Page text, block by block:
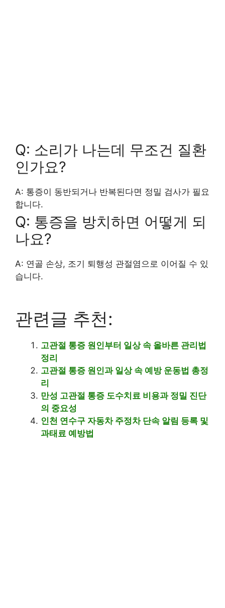
Q: 소리가 나는데 무조건 질환
인가요?
A: 통증이 동반되거나 반복된다면 정밀 검사가 필요
합니다.
Q: 통증을 방치하면 어떻게 되
나요?
A: 연골 손상, 조기 퇴행성 관절염으로 이어질 수 있
습니다.
관련글 추천:
고관절 통증 원인부터 일상 속 올바른 관리법
정리
고관절 통증 원인과 일상 속 예방 운동법 총정
리
만성 고관절 통증 도수치료 비용과 정밀 진단
의 중요성
인천 연수구 자동차 주정차 단속 알림 등록 및
과태료 예방법